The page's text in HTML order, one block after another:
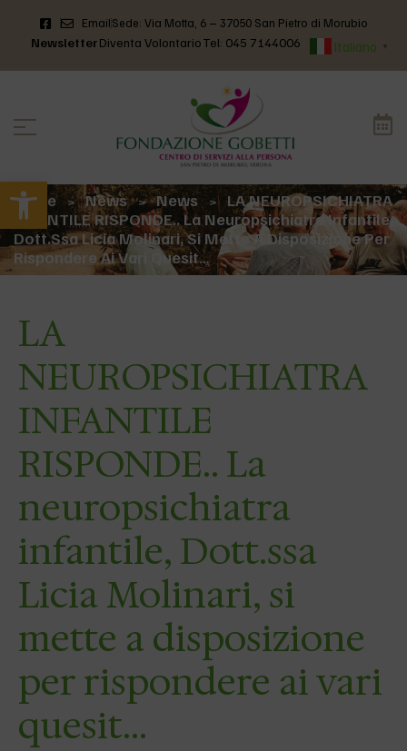
Apri la barra degli strumenti
EmailSede: Via Motta, 6 – 37050 San Pietro di Morubio
NewsletterDiventa VolontarioTel: 045 7144006 Italiano ▼
Home > News > News >
LA NEUROPSICHIATRA
INFANTILE RISPONDE.. La Neuropsichiatra Infantile,
Dott.ssa Licia Molinari, Si Mette A Disposizione Per
Rispondere Ai Vari Quesit…
LA
NEUROPSICHIATRA
INFANTILE
RISPONDE.. La
neuropsichiatra
infantile, Dott.ssa
Licia Molinari, si
mette a disposizione
per rispondere ai vari
quesit…